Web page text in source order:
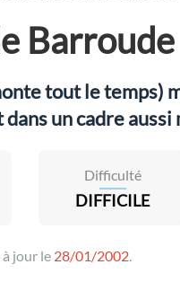
Barroude
tout le temps)
un cadre aussi
Difficulté
DIFFICILE
à jour le 28/01/2002.